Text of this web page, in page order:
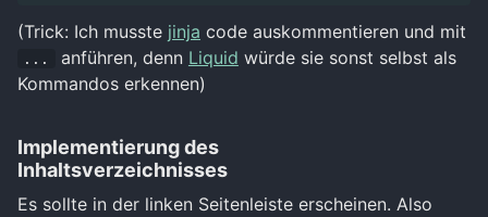
(Trick: Ich musste jinja code auskommentieren und mit
... anführen, denn Liquid würde sie sonst selbst als
Kommandos erkennen)
Implementierung des
Inhaltsverzeichnisses
Es sollte in der linken Seitenleiste erscheinen. Also